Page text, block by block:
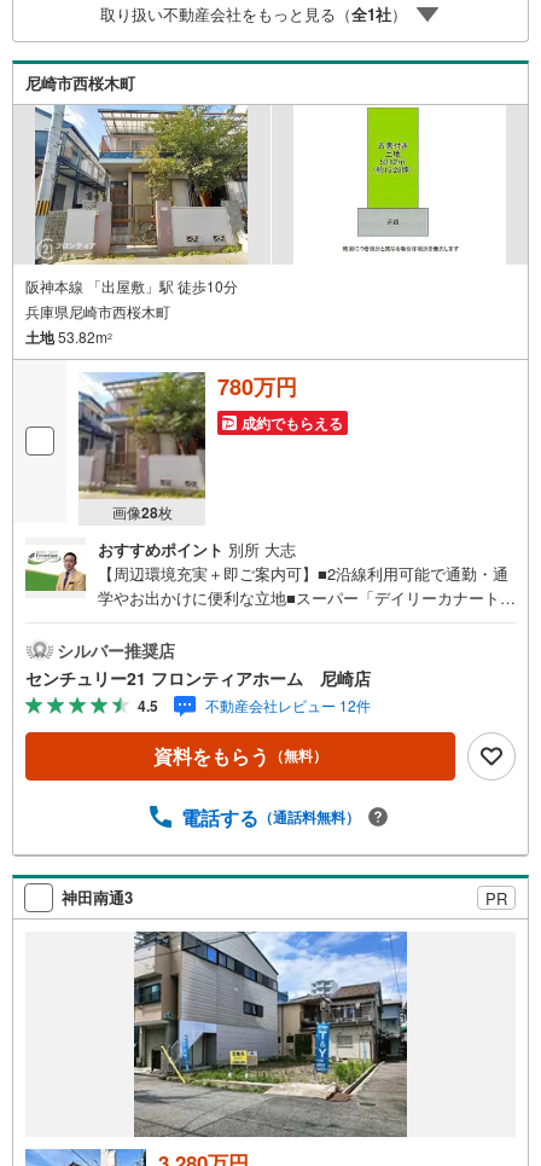
多数物件を取り扱っています。Yahoo！不動産に掲載しき
れない物件もご紹介できます。お気軽にお問合せくださ
い。弊社ホームページへは「C21アクロス」で検索！
取り扱い不動産会社をもっと見る（全1社）
尼崎市西桜木町
阪神本線 「出屋敷」駅 徒歩10分
兵庫県尼崎市西桜木町
土地53.82m2
画像28枚
780万円
成約でもらえる
おすすめポイント 別所 大志
【周辺環境充実＋即ご案内可】■2沿線利用可能で通勤・通
学やお出かけに便利な立地■スーパー「デイリーカナートイ
圏内といざという時も安心 特徴・閑静な住宅街で落ち着い
た住環境です・コンビニや郵便局が徒歩5分圏内にあるので
お買い物や荷物の発送など生活に便利な立地です 立地・尼
崎市立明城小学校まで徒歩約13分・尼崎市立成良中学校ま
で徒歩約20分 弊社が選ばれる理由 1.お金の扱い方のプロ、
ファイナンシャルプランナーが資金計画をサポート！2.買
んの銀行と繋がりがあるため、最も低金利になるように審
ォームも弊社のリフォームプランナーがご提案！5.定期的
にご連絡を繋ぎ、有事の際に迅速にサポートいたします弊
社は専門家同士が連携をとっているため、より多くの知見
がございます。お気軽にお問合せください！
シルバー推奨店
センチュリー21 フロンティアホーム 尼崎店
4.5 不動産会社レビュー 12件
資料をもらう （無料）
電話する （通話料無料）
神田南通3 PR